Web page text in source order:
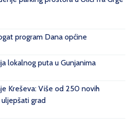
program Dana općine
lokalnog puta u Gunjanima
Kreševa: Više od 250 novih
grad